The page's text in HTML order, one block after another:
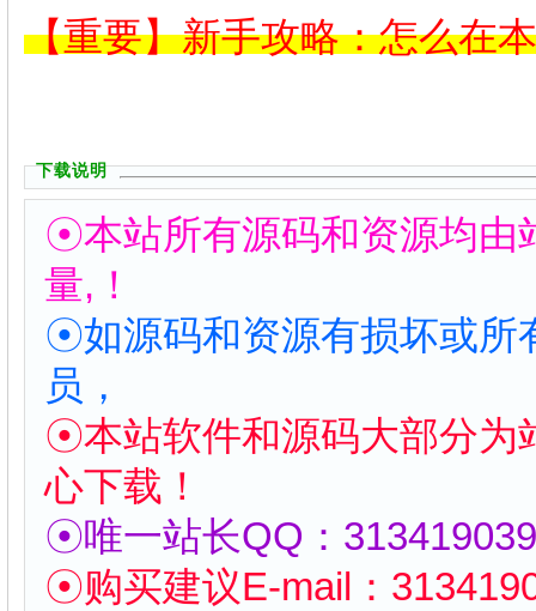
【重要】新手攻略：怎么在
下载说明
☉本站所有源码和资源均由
量,！
☉如源码和资源有损坏或所
员，
☉本站软件和源码大部分为
心下载！
☉唯一站长QQ：
☉购买建议E-mail：